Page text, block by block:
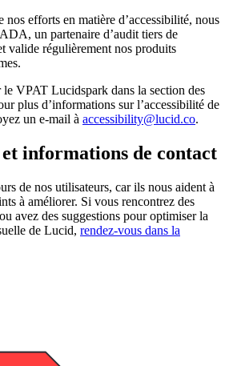
nos efforts en matière d’accessibilité, nous
un partenaire d’audit tiers de
valide régulièrement nos produits
le VPAT Lucidspark dans la section des
plus d’informations sur l’accessibilité de
un e-mail à accessibility@lucid.co.
informations de contact
de nos utilisateurs, car ils nous aident à
à améliorer. Si vous rencontrez des
avez des suggestions pour optimiser la
de Lucid, rendez-vous dans la